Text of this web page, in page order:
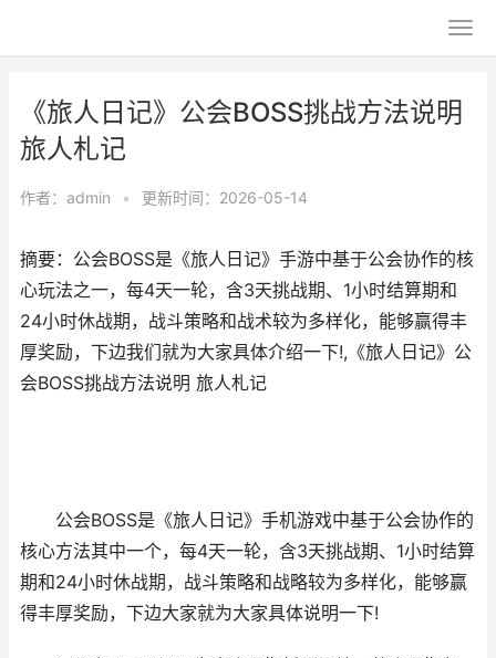
《旅人日记》公会BOSS挑战方法说明
旅人札记
作者： admin • 更新时间：2026-05-14
摘要：公会BOSS是《旅人日记》手游中基于公会协作的核
心玩法之一，每4天一轮，含3天挑战期、1小时结算期和
24小时休战期，战斗策略和战术较为多样化，能够赢得丰
厚奖励，下边我们就为大家具体介绍一下!,《旅人日记》公
会BOSS挑战方法说明 旅人札记
公会BOSS是《旅人日记》手机游戏中基于公会协作的
核心方法其中一个，每4天一轮，含3天挑战期、1小时结算
期和24小时休战期，战斗策略和战略较为多样化，能够赢
得丰厚奖励，下边大家就为大家具体说明一下!